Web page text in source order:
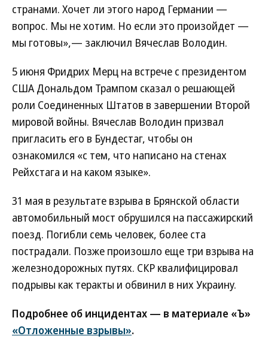
странами. Хочет ли этого народ Германии —
вопрос. Мы не хотим. Но если это произойдет —
мы готовы»,— заключил Вячеслав Володин.
5 июня Фридрих Мерц на встрече с президентом
США Дональдом Трампом сказал о решающей
роли Соединенных Штатов в завершении Второй
мировой войны. Вячеслав Володин призвал
пригласить его в Бундестаг, чтобы он
ознакомился «с тем, что написано на стенах
Рейхстага и на каком языке».
31 мая в результате взрыва в Брянской области
автомобильный мост обрушился на пассажирский
поезд. Погибли семь человек, более ста
пострадали. Позже произошло еще три взрыва на
железнодорожных путях. СКР квалифицировал
подрывы как теракты и обвинил в них Украину.
Подробнее об инцидентах — в материале «Ъ»
«Отложенные взрывы».